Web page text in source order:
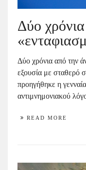
Δύο
Δύο χρόνια από την
εξουσία με
προηγήθηκε η
αντιμνημονιακού
READ MORE